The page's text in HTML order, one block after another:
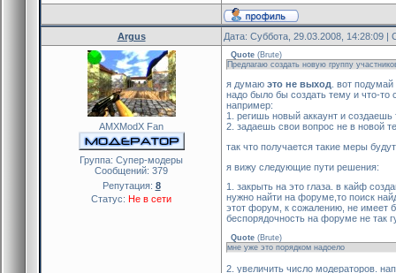
Argus Дата: Суббота, 29.03.2008, 14:28:09
AMXModX Fan
Группа: Cупер-модеры
Сообщений: 379
Репутация: 8
Статус: Не в сети
Quote (Brute)
Предлагаю создать новую группу
я думаю это не выход . вот
надо было бы создать тему и что-то
например:
1. регишь новый аккаунт и создаешь
2. задаешь свои вопрос не в новой
так что получается такие меры
я вижу следующие пути решения:
1. закрыть на это глаза. в кайф
нужно найти на форуме,то поиск
этот форум, к сожалению, не имеет
беспорядочность на форуме не так
Quote (Brute)
мне уже это порядком надоело
2. увеличить число модераторов.